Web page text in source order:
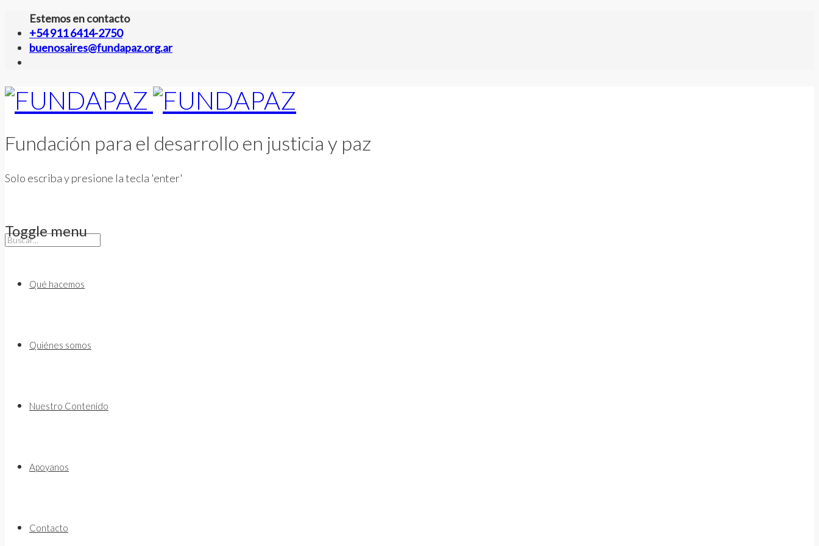
Estemos en contacto
+54 911 6414-2750
buenosaires@fundapaz.org.ar
Fundación para el desarrollo en justicia y paz
Solo escriba y presione la tecla 'enter'
Toggle menu
contentQué hacemos
Quiénes somos
Nuestro Contenido
Apoyanos
Contacto